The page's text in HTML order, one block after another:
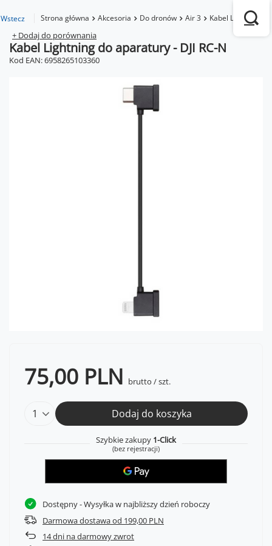
Wstecz Strona główna Akcesoria Do dronów Air 3 Kabel Lightning
+ Dodaj do porównania
Kabel Lightning do aparatury - DJI RC-N
Kod EAN: 6958265103360
75,00 PLN brutto /szt.
Dodaj do koszyka
Szybkie zakupy 1-Click
(bez rejestracji)
Dostępny- Wysyłka w najbliższy dzień roboczy
Darmowa dostawa od 199,00 PLN
14dni na darmowy zwrot